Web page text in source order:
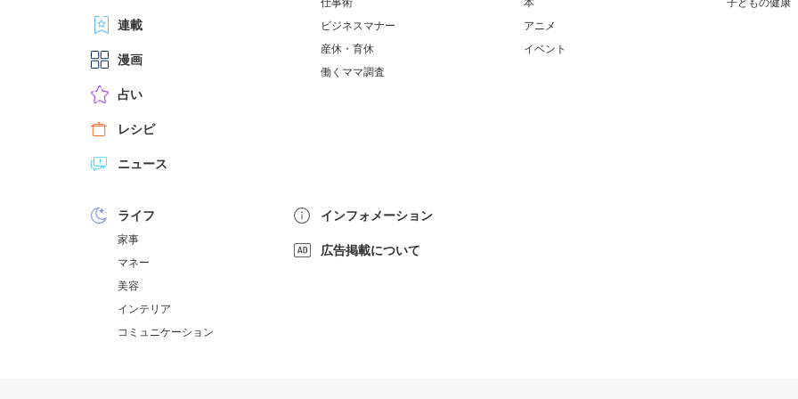
連載
漫画
占い
レシピ
ニュース
仕事術
ビジネスマナー
産休・育休
働くママ調査
本
アニメ
イベント
子どもの健康
ライフ
家事
マネー
美容
インテリア
コミュニケーション
インフォメーション
広告掲載について